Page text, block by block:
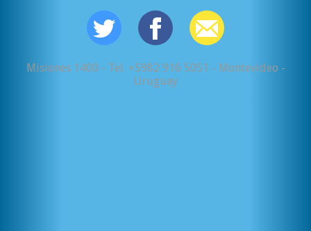
Misiones 1400 - Tel. +5982 916 5051 - Montevideo -
Uruguay